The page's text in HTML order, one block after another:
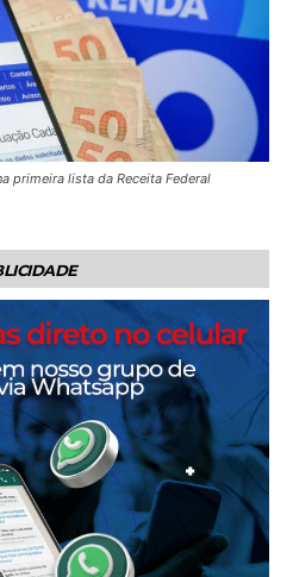
primeira lista da Receita Federal